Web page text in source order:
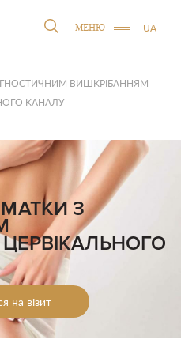
МЕНЮ UA
ВИШКРІБАННЯМ
КАНАЛУ
З
на візит